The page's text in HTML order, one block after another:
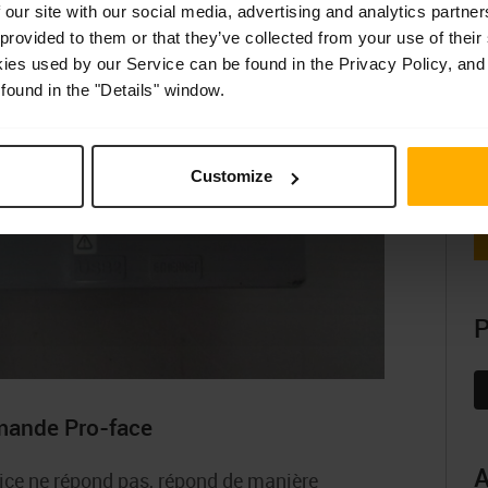
site with our social media, advertising and analytics
to them or that they’ve collected from your use of
used by our Service can be found in the Privacy Policy,
in the "Details" window.
Customize
Pro-face
ne répond pas, répond de manière